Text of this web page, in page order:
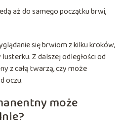
aż do samego początku brwi,
się brwiom z kilku kroków,
Z dalszej odległości od
z całą twarzą, czy może
oczu.
może